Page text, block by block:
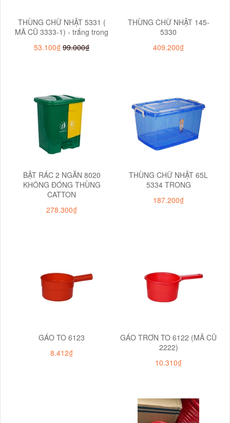
THÙNG CHỮ NHẬT 5331 (
MÃ CŨ 3333-1) - trắng trong
53.100₫ 99.000₫
THÙNG CHỮ NHẬT 145-
5330
409.200₫
BẬT RÁC 2 NGĂN 8020
KHÔNG ĐÓNG THÙNG
CATTON
278.300₫
THÙNG CHỮ NHẬT 65L
5334 TRONG
187.200₫
GÁO TO 6123
8.412₫
GÁO TRƠN TO 6122 (MÃ CŨ
2222)
10.310₫